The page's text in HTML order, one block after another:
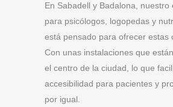
En Sabadell y Badalona, nuestro
para psicólogos, logopedas y
está pensado para ofrecer estas
Con unas instalaciones que
el centro de la ciudad, lo que
accesibilidad para pacientes y
por igual.